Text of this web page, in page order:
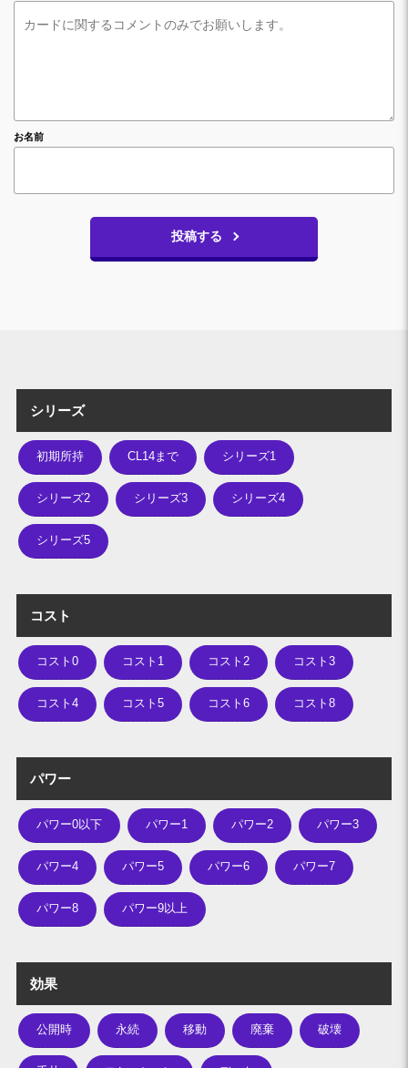
お名前
投稿する
シリーズ
初期所持 CL14まで シリーズ1
シリーズ2 シリーズ3 シリーズ4
シリーズ5
コスト
コスト0 コスト1 コスト2 コスト3
コスト4 コスト5 コスト6 コスト8
パワー
パワー0以下 パワー1 パワー2 パワー3
パワー4 パワー5 パワー6 パワー7
パワー8 パワー9以上
効果
公開時 永続 移動 廃棄 破壊